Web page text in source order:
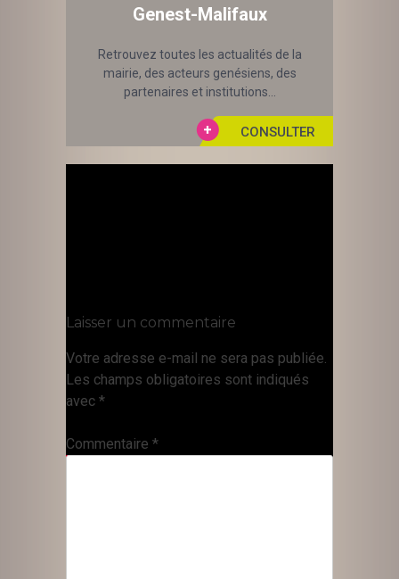
Genest-Malifaux
Retrouvez toutes les actualités de la
mairie, des acteurs genésiens, des
partenaires et institutions...
Laisser un commentaire
Votre adresse e-mail ne sera pas publiée.
Les champs obligatoires sont indiqués
avec *
Commentaire *